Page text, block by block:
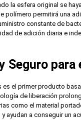
la esfera original se
polímero permitirá una
constante de
de adición diaria e
Seguro
es el primer producto
de liberación
como el material
ayudan a conseguir un